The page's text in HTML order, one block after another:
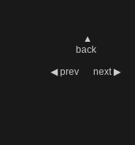
▲
back
◀prev next▶